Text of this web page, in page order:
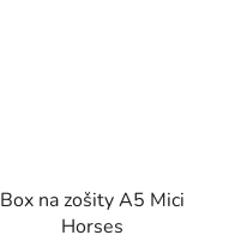
Box na zošity A5 Mici
Horses